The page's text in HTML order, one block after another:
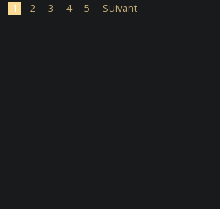
1 2 3 4 5 Suivant